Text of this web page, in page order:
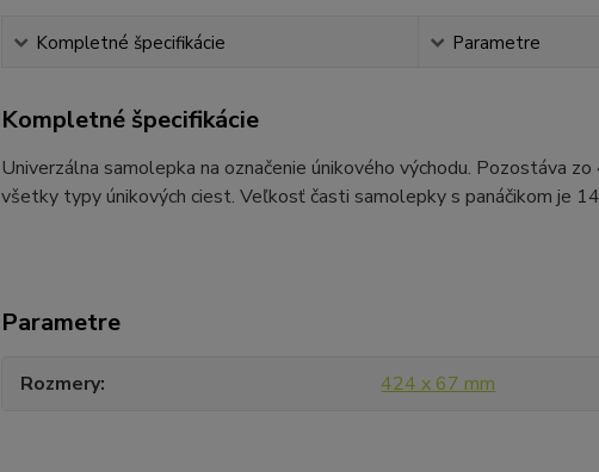
Kompletné špecifikácie Parametre
Kompletné špecifikácie
Univerzálna samolepka na označenie únikového východu. Pozostáva
všetky typy únikových ciest. Veľkosť časti samolepky s panáčikom je
Parametre
Rozmery 424 x 67 mm